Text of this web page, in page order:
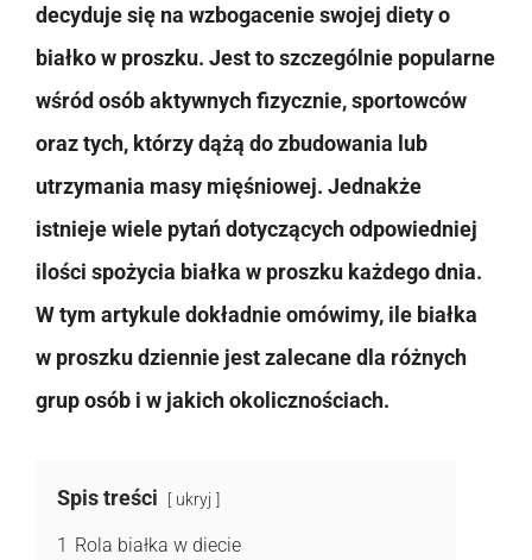
decyduje się na wzbogacenie swojej diety o
białko w proszku. Jest to szczególnie popularne
wśród osób aktywnych fizycznie, sportowców
oraz tych, którzy dążą do zbudowania lub
utrzymania masy mięśniowej. Jednakże
istnieje wiele pytań dotyczących odpowiedniej
ilości spożycia białka w proszku każdego dnia.
W tym artykule dokładnie omówimy, ile białka
w proszku dziennie jest zalecane dla różnych
grup osób i w jakich okolicznościach.
Spis treści ukryj
1 Rola białka w diecie